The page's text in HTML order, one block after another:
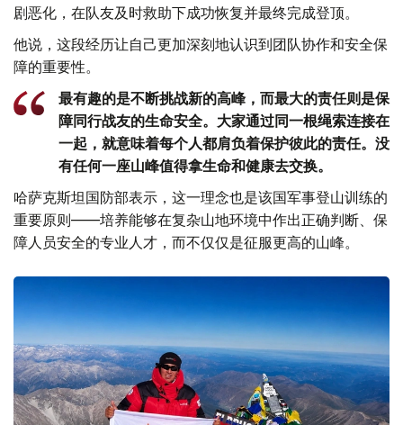
剧恶化，在队友及时救助下成功恢复并最终完成登顶。
他说，这段经历让自己更加深刻地认识到团队协作和安全保
障的重要性。
最有趣的是不断挑战新的高峰，而最大的责任则是保
障同行战友的生命安全。大家通过同一根绳索连接在
一起，就意味着每个人都肩负着保护彼此的责任。没
有任何一座山峰值得拿生命和健康去交换。
哈萨克斯坦国防部表示，这一理念也是该国军事登山训练的
重要原则——培养能够在复杂山地环境中作出正确判断、保
障人员安全的专业人才，而不仅仅是征服更高的山峰。